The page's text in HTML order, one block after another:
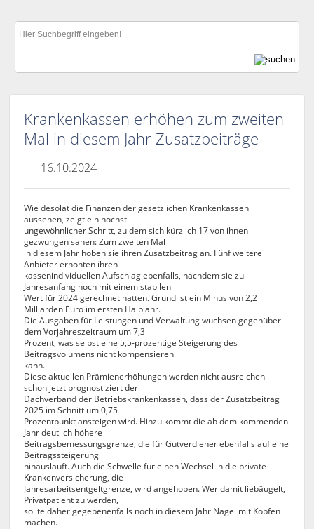
Krankenkassen erhöhen zum zweiten
Mal in diesem Jahr Zusatzbeiträge
16.10.2024
Wie desolat die Finanzen der gesetzlichen Krankenkassen
aussehen, zeigt ein höchst
ungewöhnlicher Schritt, zu dem sich kürzlich 17 von ihnen
gezwungen sahen: Zum zweiten Mal
in diesem Jahr hoben sie ihren Zusatzbeitrag an. Fünf weitere
Anbieter erhöhten ihren
kassenindividuellen Aufschlag ebenfalls, nachdem sie zu
Jahresanfang noch mit einem stabilen
Wert für 2024 gerechnet hatten. Grund ist ein Minus von 2,2
Milliarden Euro im ersten Halbjahr.
Die Ausgaben für Leistungen und Verwaltung wuchsen gegenüber
dem Vorjahreszeitraum um 7,3
Prozent, was selbst eine 5,5-prozentige Steigerung des
Beitragsvolumens nicht kompensieren
kann.
Diese aktuellen Prämienerhöhungen werden nicht ausreichen –
schon jetzt prognostiziert der
Dachverband der Betriebskrankenkassen, dass der Zusatzbeitrag
2025 im Schnitt um 0,75
Prozentpunkt ansteigen wird. Hinzu kommt die ab dem kommenden
Jahr deutlich höhere
Beitragsbemessungsgrenze, die für Gutverdiener ebenfalls auf eine
Beitragssteigerung
hinausläuft. Auch die Schwelle für einen Wechsel in die private
Krankenversicherung, die
Jahresarbeitsentgeltgrenze, wird angehoben. Wer damit liebäugelt,
Privatpatient zu werden,
sollte daher gegebenenfalls noch in diesem Jahr Nägel mit Köpfen
machen.